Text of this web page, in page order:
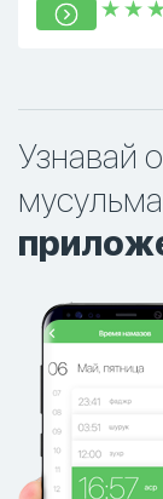
Узнавай